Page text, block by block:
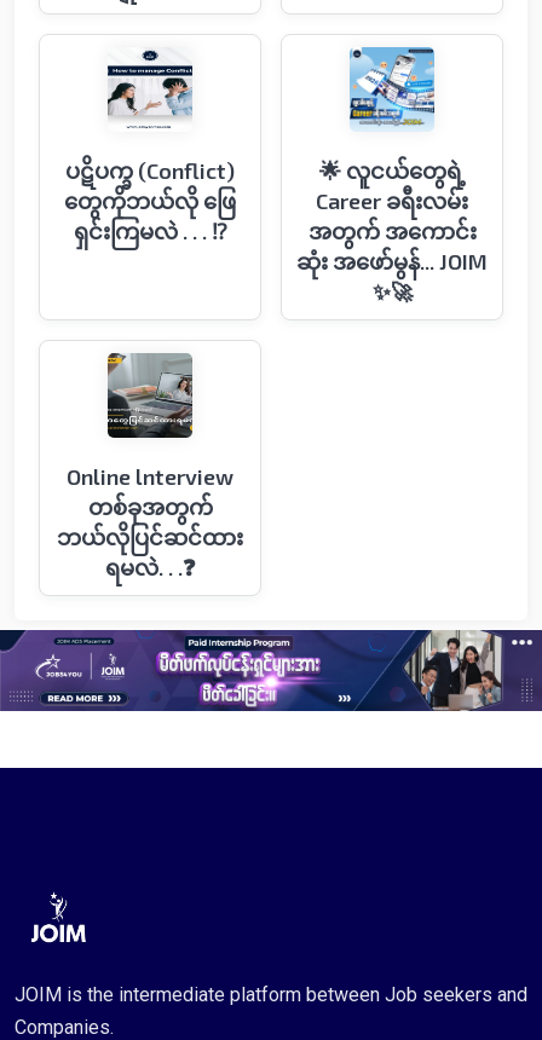
ပဋိပက္ခ (Conflict)
တွေကိုဘယ်လို ဖြေ
ရှင်းကြမလဲ . . . ⁉️
🌟 လူငယ်တွေရဲ့
Career ခရီးလမ်း
အတွက် အကောင်း
ဆုံး အဖော်မွန်... JOIM
✨🚀
Online lnterview
တစ်ခုအတွက်
ဘယ်လိုပြင်ဆင်ထား
ရမလဲ. . .❓
JOIM is the intermediate platform between Job seekers and
Companies.